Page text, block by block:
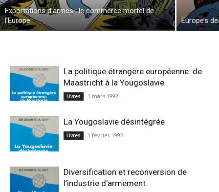
Exportations d’armes : le commerce mortel de
l’Europe
Europe’s
La politique étrangère européenne: de
Maastricht à la Yougoslavie
Livres 1 mars 1992
La Yougoslavie désintégrée
Livres 1 février 1992
Diversification et reconversion de
l’industrie d’armement